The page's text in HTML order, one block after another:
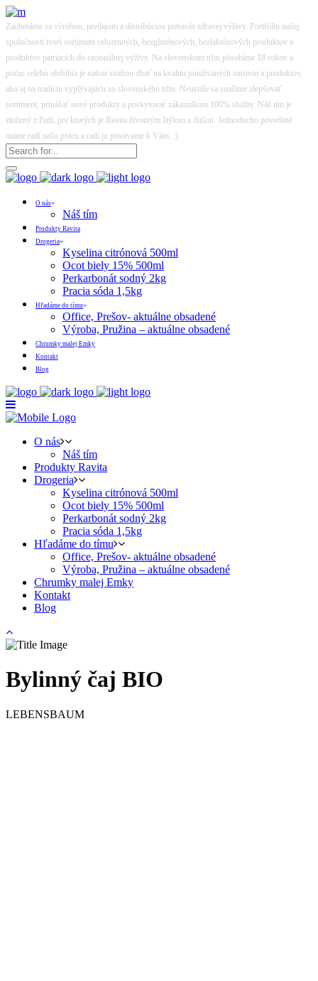
Zaoberáme sa výrobou, predajom a distribúciou potravín zdravej výživy. Portfólio našej
spoločnosti tvorí sortiment celozrnných, bezgluténových, bezlaktózových produktov a
produktov patriacich do racionálnej výživy. Na slovenskom trhu pôsobíme 18 rokov a
počas celého obdobia je našou snahou dbať na kvalitu používaných surovín a produktov,
ako aj na tradíciu vyplývajúcu zo slovenského trhu. Neustále sa snažíme zlepšovať
sortiment, prinášať nové produkty a poskytovať zákazníkom 100% služby. Náš tím je
zložený z ľudí, pre ktorých je Ravita životným štýlom a dušou. Jednoducho povedané
máme radi našu prácu a radi ju posúvame k Vám. :)
O nás
Náš tím
Produkty Ravita
Drogeria
Kyselina citrónová 500ml
Ocot biely 15% 500ml
Perkarbonát sodný 2kg
Pracia sóda 1,5kg
Hľadáme do tímu
Office, Prešov- aktuálne obsadené
Výroba, Pružina – aktuálne obsadené
Chrumky malej Emky
Kontakt
Blog
O nás
Náš tím
Produkty Ravita
Drogeria
Kyselina citrónová 500ml
Ocot biely 15% 500ml
Perkarbonát sodný 2kg
Pracia sóda 1,5kg
Hľadáme do tímu
Office, Prešov- aktuálne obsadené
Výroba, Pružina – aktuálne obsadené
Chrumky malej Emky
Kontakt
Blog
Bylinný čaj BIO
LEBENSBAUM